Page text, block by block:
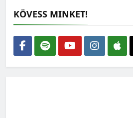
KÖVESS MINKET!